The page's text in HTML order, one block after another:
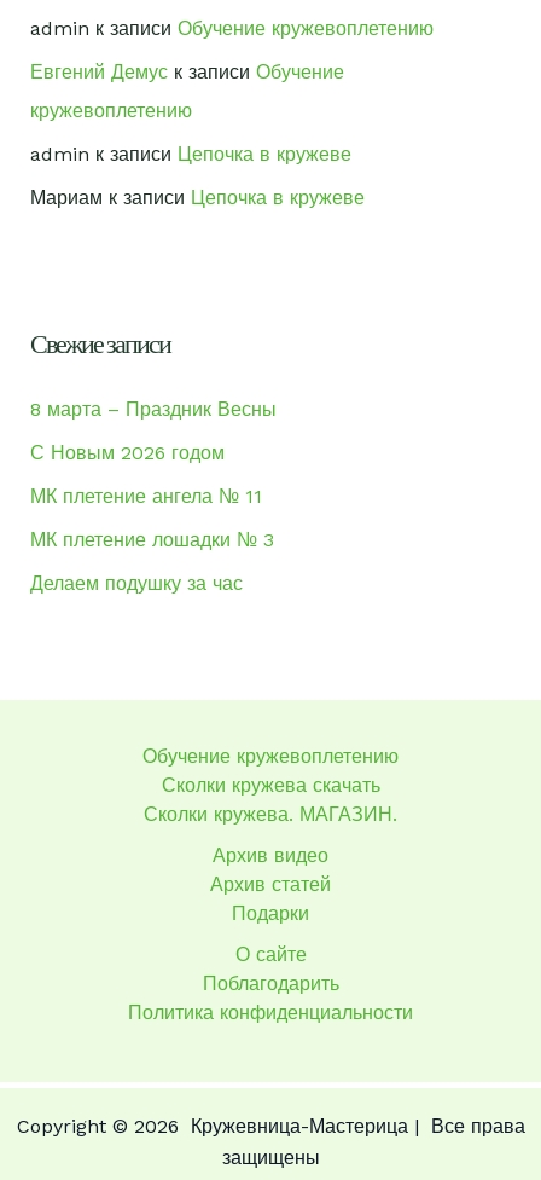
admin к записи Обучение кружевоплетению
Евгений Демуск записи Обучение
кружевоплетению
admin к записи Цепочка в кружеве
Мариам к записи Цепочка в кружеве
Свежие записи
8 марта – Праздник Весны
С Новым 2026 годом
МК плетение ангела № 11
МК плетение лошадки № 3
Делаем подушку за час
Обучение кружевоплетению
Сколки кружева скачать
Сколки кружева. МАГАЗИН.
Архив видео
Архив статей
Подарки
О сайте
Поблагодарить
Политика конфиденциальности
Copyright © 2026 Кружевница-Мастерица | Все права
защищены